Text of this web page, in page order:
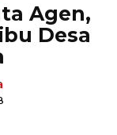
Agen,
Desa